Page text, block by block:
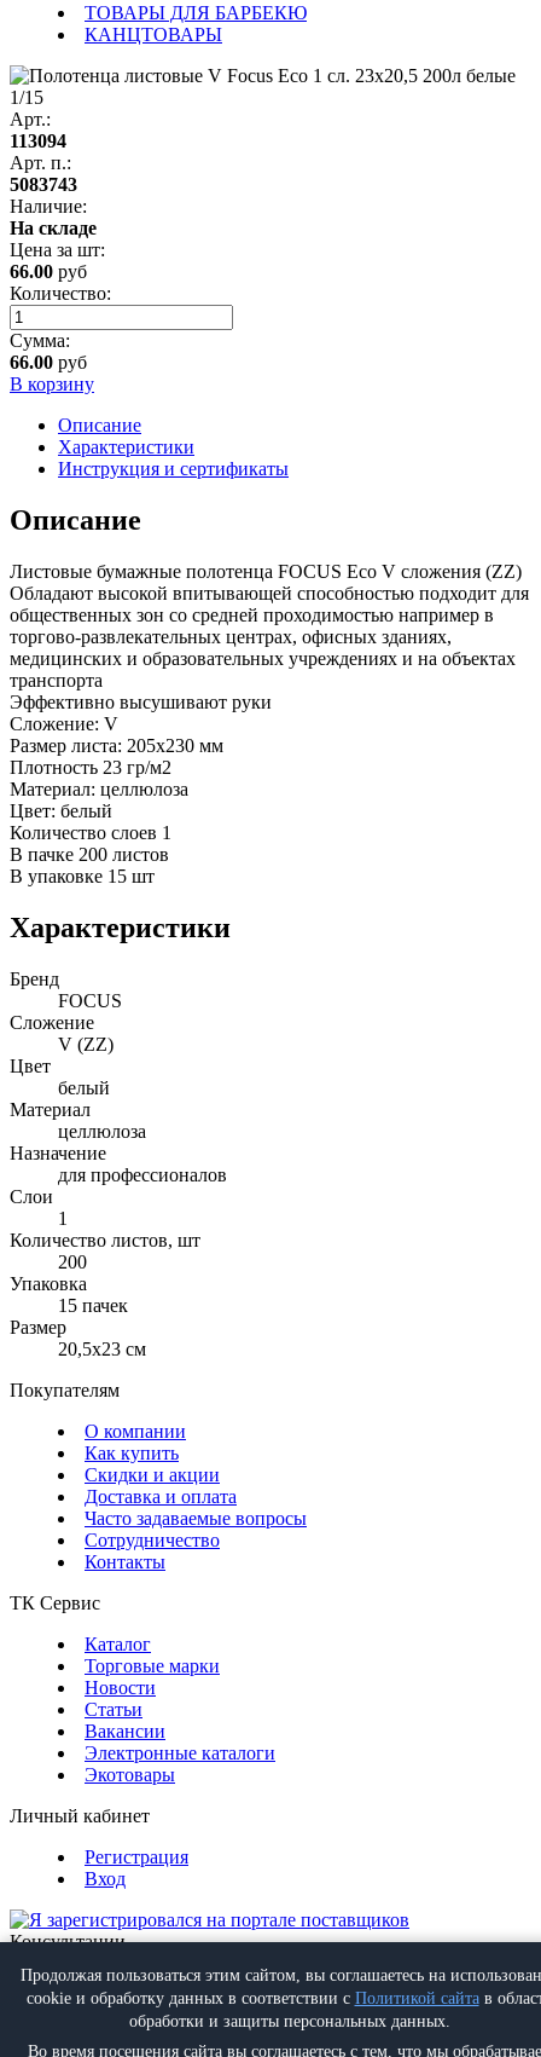
ТОВАРЫ ДЛЯ БАРБЕКЮ
КАНЦТОВАРЫ
Арт.:
113094
Арт. п.:
5083743
Наличие:
На складе
Цена за шт:
66.00 руб
Количество:
Сумма:
66.00 руб
В корзину
Описание
Характеристики
Инструкция и сертификаты
Описание
Листовые бумажные полотенца FOCUS Eco V сложения (ZZ)
Обладают высокой впитывающей способностью подходит для
общественных зон со средней проходимостью например в
торгово-развлекательных центрах, офисных зданиях,
медицинских и образовательных учреждениях и на объектах
транспорта
Эффективно высушивают руки
Сложение: V
Размер листа: 205х230 мм
Плотность 23 гр/м2
Материал: целлюлоза
Цвет: белый
Количество слоев 1
В пачке 200 листов
В упаковке 15 шт
Характеристики
Бренд
FOCUS
Сложение
V (ZZ)
Цвет
белый
Материал
целлюлоза
Назначение
для профессионалов
Слои
1
Количество листов, шт
200
Упаковка
15 пачек
Размер
20,5х23 см
Покупателям
О компании
Как купить
Скидки и акции
Доставка и оплата
Часто задаваемые вопросы
Сотрудничество
Контакты
ТК Сервис
Каталог
Торговые марки
Новости
Статьи
Вакансии
Электронные каталоги
Экотовары
Личный кабинет
Регистрация
Вход
Консультации
Позвонить +7 (495) 988-07-08
Написатьinfo@proff-comfort.ru
Продолжая пользоваться этим сайтом, вы соглашаетесь на
cookie и обработку данных в соответствии с Политикой сайтав
обработки и защиты персональных данных.
Во время посещения сайта вы соглашаетесь с тем, что мы